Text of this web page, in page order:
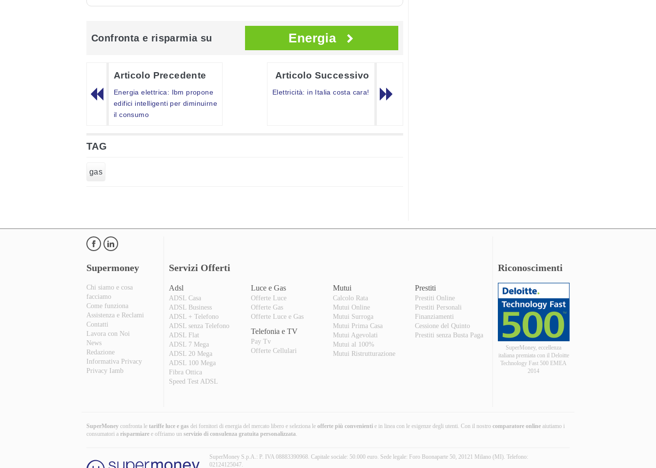
Confronta e risparmia su Energia
Articolo Precedente
Energia elettrica: Ibm propone
edifici intelligenti per diminuirne
il consumo
Articolo Successivo
Elettricità: in Italia costa cara!
TAG
gas
Supermoney
Chi siamo e cosa
facciamo
Come funziona
Assistenza e Reclami
Contatti
Lavora con Noi
News
Redazione
Informativa Privacy
Privacy Iamb
Servizi Offerti
Adsl
ADSL Casa
ADSL Business
ADSL + Telefono
ADSL senza Telefono
ADSL Flat
ADSL 7 Mega
ADSL 20 Mega
ADSL 100 Mega
Fibra Ottica
Speed Test ADSL
Luce e Gas
Offerte Luce
Offerte Gas
Offerte Luce e Gas
Telefonia e TV
Pay Tv
Offerte Cellulari
Mutui
Calcolo Rata
Mutui Online
Mutui Surroga
Mutui Prima Casa
Mutui Agevolati
Mutui al 100%
Mutui Ristrutturazione
Prestiti
Prestiti Online
Prestiti Personali
Finanziamenti
Cessione del Quinto
Prestiti senza Busta Paga
Riconoscimenti
SuperMoney, eccellenza
italiana premiata con il Deloitte
Technology Fast 500 EMEA
2014
SuperMoney confronta le tariffe luce e gas dei fornitori di energia del mercato libero e seleziona le offerte più convenienti e in linea con le esigenze degli utenti. Con il nostro comparatore online aiutiamo i
consumatori a risparmiare e offriamo un servizio di consulenza gratuita personalizzata.
SuperMoney S.p.A.: P. IVA 08883390968. Capitale sociale: 50.000 euro. Sede legale: Foro Buonaparte 50, 20121 Milano (MI). Telefono:
02124125047.